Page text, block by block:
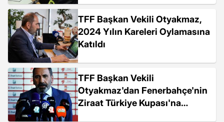
TFF Başkan Vekili Otyakmaz,
2024 Yılın Kareleri Oylamasına
Katıldı
TFF Başkan Vekili
Otyakmaz'dan Fenerbahçe'nin
Ziraat Türkiye Kupası'na